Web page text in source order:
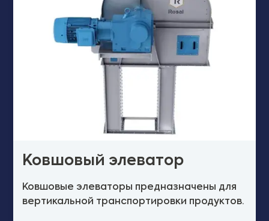
Ковшовый элеватор
Ковшовые элеваторы предназначены для
вертикальной транспортировки продуктов.